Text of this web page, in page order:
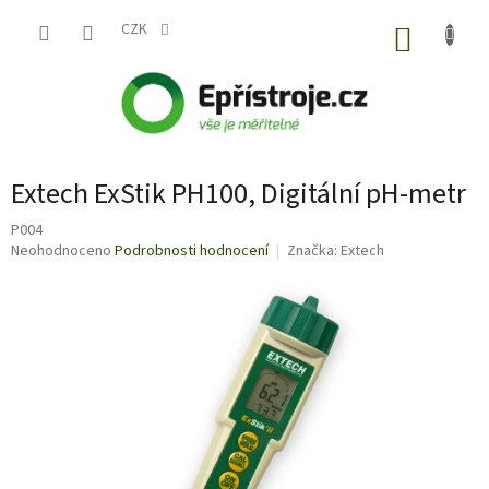
CZK
Extech ExStik PH100, Digitální pH-metr
P004
Průměrné
Neohodnoceno Podrobnosti hodnocení Značka: Extech